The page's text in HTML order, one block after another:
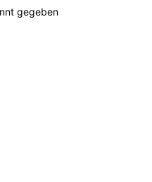
gegeben